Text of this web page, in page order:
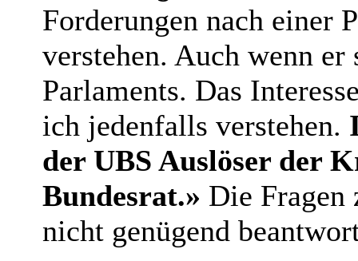
Forderungen nach einer
verstehen. Auch wenn er
Parlaments. Das
ich jedenfalls verstehen.
der UBS Auslöser der
Bundesrat.» Die Fragen
nicht genügend